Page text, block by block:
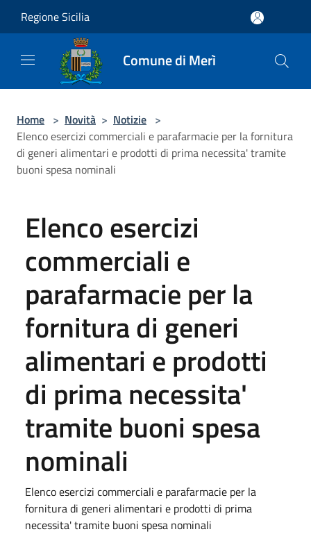
Regione Sicilia
Comune di Merì
Home > Novità > Notizie >
Elenco esercizi commerciali e parafarmacie per la fornitura
di generi alimentari e prodotti di prima necessita' tramite
buoni spesa nominali
Elenco esercizi
commerciali e
parafarmacie per la
fornitura di generi
alimentari e prodotti
di prima necessita'
tramite buoni spesa
nominali
Elenco esercizi commerciali e parafarmacie per la
fornitura di generi alimentari e prodotti di prima
necessita' tramite buoni spesa nominali